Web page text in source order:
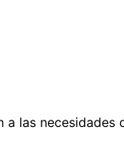
las necesidades